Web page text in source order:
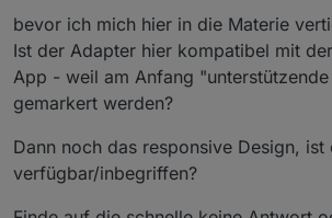
bevor ich mich hier in die Materie
Ist der Adapter hier kompatibel mit
App - weil am Anfang
gemarkert werden?
Dann noch das responsive Design, ist
verfügbar/inbegriffen?